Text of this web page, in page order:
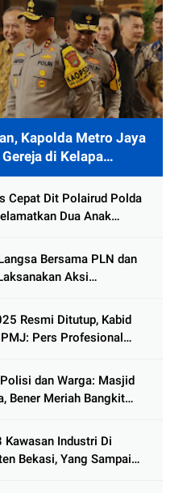
Kapolda Metro Jaya
di Kelapa
Cepat Dit Polairud Polda
Dua Anak
Bersama PLN dan
Aksi
Resmi Ditutup, Kabid
Pers Profesional
dan Warga: Masjid
Bener Meriah Bangkit
Kawasan Industri Di
Bekasi, Yang Sampai